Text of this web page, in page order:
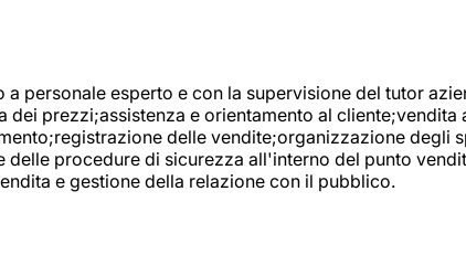
a personale esperto e con la supervisione del tutor
prezzi;assistenza e orientamento al
delle vendite;organizzazione
procedure di sicurezza all'interno del punto
e gestione della relazione con il pubblico.